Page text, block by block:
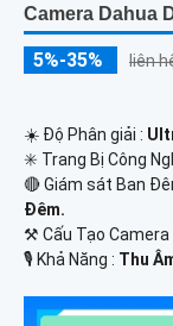
Camera Dahua
5%-35% liên
☀️ Độ Phân giải :
✳️ Trang Bị Công
🔴 Giám sát Ban
Ðêm.
⚒ Cấu Tạo Camera
️🎙 Khả Năng : Thu